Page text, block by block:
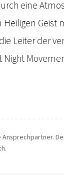
eine
Geist
Leiter der
Night